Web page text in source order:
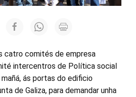
catro comités de empresa
intercentros de Política social
ás portas do edificio
de Galiza, para demandar unha